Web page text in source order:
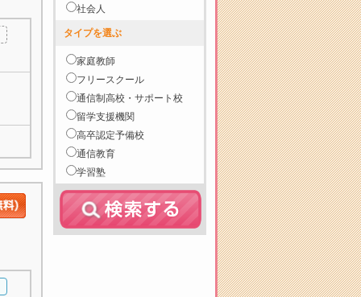
社会人
タイプを選ぶ
家庭教師
フリースクール
通信制高校・サポート校
留学支援機関
高卒認定予備校
通信教育
学習塾